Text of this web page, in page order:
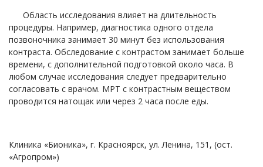
Область исследования влияет на длительность
процедуры. Например, диагностика одного отдела
позвоночника занимает 30 минут без использования
контраста. Обследование с контрастом занимает больше
времени, с дополнительной подготовкой около часа. В
любом случае исследования следует предварительно
согласовать с врачом. МРТ с контрастным веществом
проводится натощак или через 2 часа после еды.
Клиника «Бионика», г. Красноярск, ул. Ленина, 151, (ост.
«Агропром»)